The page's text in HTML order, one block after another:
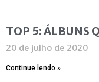
TOP 5: ÁLBUNS
20 de julho de 2020
Continue lendo »